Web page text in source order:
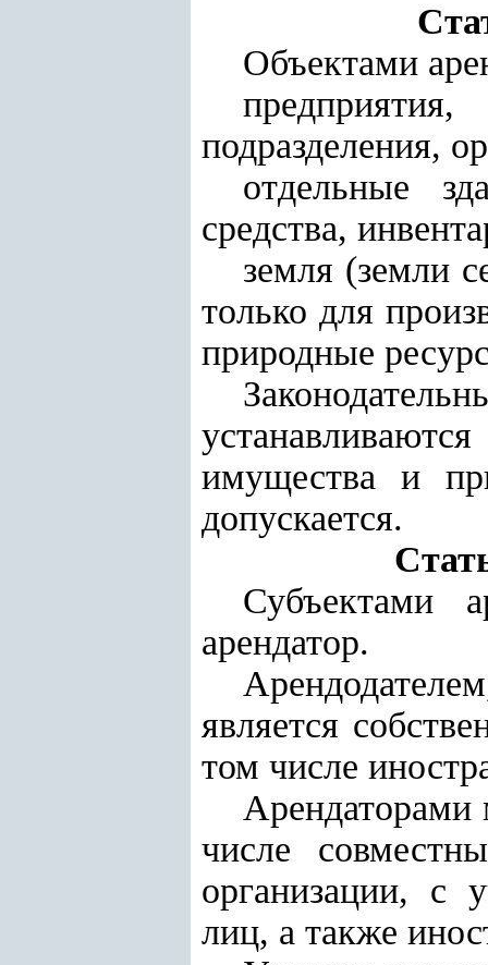
Объектами
подразделения,
отдельные
средства,
земля (земли
только для
природные
имущества и
допускается.
Субъектами
арендатор.
является
том числе
Арендаторами
числе
организации, с
лиц, а также